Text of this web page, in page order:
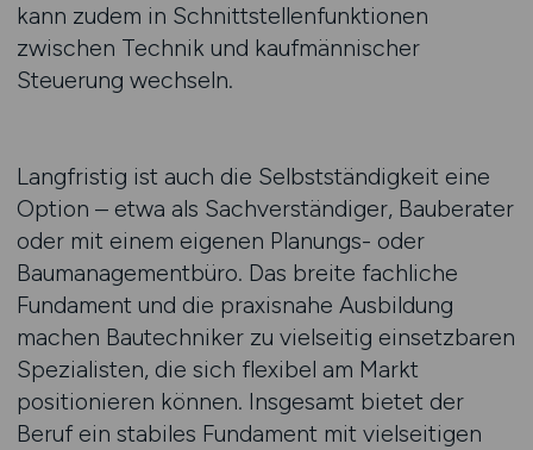
kann zudem in Schnittstellenfunktionen
zwischen Technik und kaufmännischer
Steuerung wechseln.
Langfristig ist auch die Selbstständigkeit eine
Option – etwa als Sachverständiger, Bauberater
oder mit einem eigenen Planungs- oder
Baumanagementbüro. Das breite fachliche
Fundament und die praxisnahe Ausbildung
machen Bautechniker zu vielseitig einsetzbaren
Spezialisten, die sich flexibel am Markt
positionieren können. Insgesamt bietet der
Beruf ein stabiles Fundament mit vielseitigen